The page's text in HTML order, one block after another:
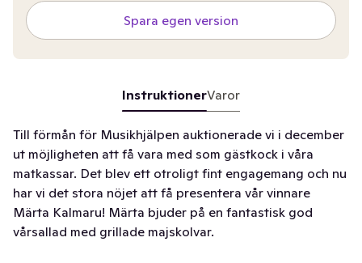
Spara egen version
InstruktionerVaror
Till förmån för Musikhjälpen auktionerade vi i december
ut möjligheten att få vara med som gästkock i våra
matkassar. Det blev ett otroligt fint engagemang och nu
har vi det stora nöjet att få presentera vår vinnare
Märta Kalmaru! Märta bjuder på en fantastisk god
vårsallad med grillade majskolvar.